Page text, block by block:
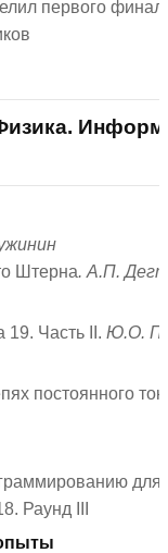
первого
Штерна. А.П.
19. Часть II. Ю.О.
постоянного
для
Раунд III